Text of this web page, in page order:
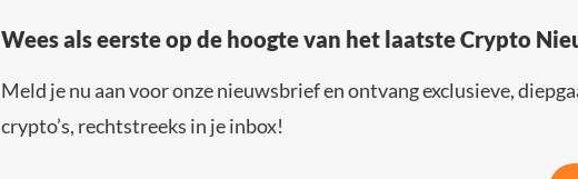
Wees als eerste op de hoogte van het laatste Crypto
Meld je nu aan voor onze nieuwsbrief en ontvang exclusieve,
crypto’s, rechtstreeks in je inbox!